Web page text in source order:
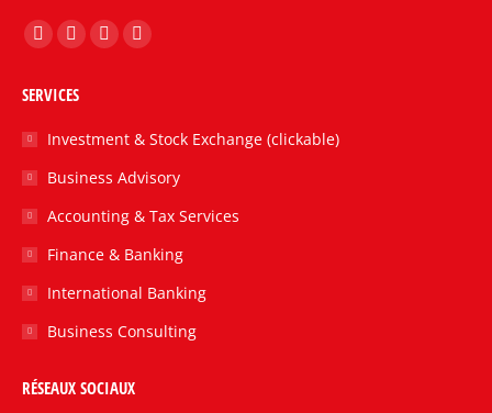
Trouvez nous sur :
La
Facebook
s'ouvre
une
nouvelle
fenêtre
La
Twitter
s'ouvre
une
nouvelle
fenêtre
La
s'ouvre
une
nouvelle
fenêtre
La
s'ouvre
une
nouvelle
fenêtre
SERVICES
Investment & Stock Exchange (clickable)
Business Advisory
Accounting & Tax Services
Finance & Banking
International Banking
Business Consulting
RÉSEAUX SOCIAUX